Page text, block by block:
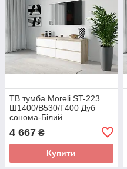
ТВ тумба Moreli ST-223
Ш1400/В530/Г400 Дуб
сонома-Білий
4 667 ₴
Купити